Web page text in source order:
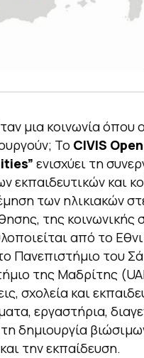
μια κοινωνία όπου
Το CIVIS
ενισχύει τη
εκπαιδευτικών και
των ηλικιακών
της κοινωνικής
από το
Πανεπιστήμιο του
της Μαδρίτης
σχολεία και
εργαστήρια,
δημιουργία
την εκπαίδευση.